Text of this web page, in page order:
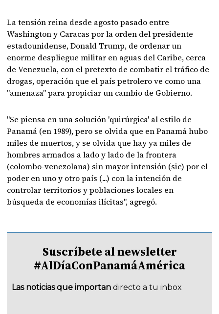
La tensión reina desde agosto pasado entre
Washington y Caracas por la orden del presidente
estadounidense, Donald Trump, de ordenar un
enorme despliegue militar en aguas del Caribe, cerca
de Venezuela, con el pretexto de combatir el tráfico de
drogas, operación que el país petrolero ve como una
"amenaza" para propiciar un cambio de Gobierno.
"Se piensa en una solución 'quirúrgica' al estilo de
Panamá (en 1989), pero se olvida que en Panamá hubo
miles de muertos, y se olvida que hay ya miles de
hombres armados a lado y lado de la frontera
(colombo-venezolana) sin mayor intensión (sic) por el
poder en uno y otro país (...) con la intención de
controlar territorios y poblaciones locales en
búsqueda de economías ilícitas", agregó.
Suscríbete al newsletter
#AlDíaConPanamáAmérica
Las noticias que importan directo a tu inbox